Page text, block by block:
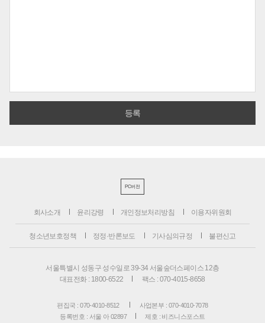
PC버전
회사소개 윤리강령 개인정보처리방침 이용자위원회
청소년보호정책 정정·반론보도 기사심의규정 불편신고
서울특별시 성동구 성수일로 39-34 서울숲더스페이스 12층
대표전화 : 1800-6522
팩스 : 070-4015-8658
편집국 : 070-4010-8512
사업본부 : 070-4010-7078
등록번호 : 서울 아 02897
제호 : 비즈니스포스트